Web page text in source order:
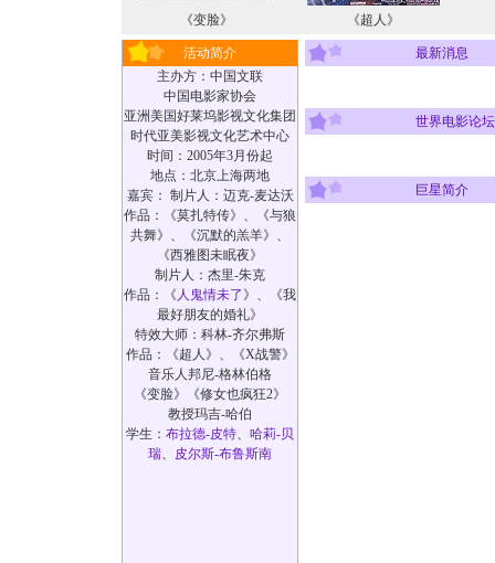
《变脸》 《超人》
活动简介
主办方：中国文联
中国电影家协会
亚洲美国好莱坞影视文化集团
时代亚美影视文化艺术中心
时间：2005年3月份起
地点：北京上海两地
嘉宾： 制片人：迈克-麦达沃
作品：《莫扎特传》、《与狼
共舞》、《沉默的羔羊》、
《西雅图未眠夜》
制片人：杰里-朱克
作品：《 人鬼情未了 》、《我
最好朋友的婚礼》
特效大师：科林-齐尔弗斯
作品：《超人》、《X战警》
音乐人邦尼-格林伯格
《变脸》《修女也疯狂2》
教授玛吉-哈伯
学生： 布拉德-皮特、 哈莉-贝
瑞、 皮尔斯-布鲁斯南
最新消息
世界电影论
巨星简介